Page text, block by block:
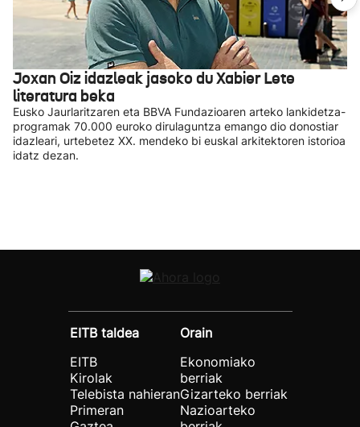
Joxan Oiz idazleak jasoko du Xabier Lete
literatura beka
Eusko Jaurlaritzaren eta BBVA Fundazioaren arteko lankidetza-
programak 70.000 euroko dirulaguntza emango dio donostiar
idazleari, urtebetez XX. mendeko bi euskal arkitektoren istorioa
idatz dezan.
EITB taldea
EITB
Kirolak
Telebista nahieran
Primeran
Orain
Ekonomiako
berriak
Gizarteko berriak
Nazioarteko